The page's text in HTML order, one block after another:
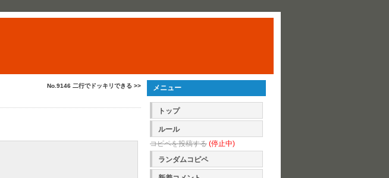
No.9146 二行でドッキリできる >> メニュー
トップ
ルール
コピペを投稿する (停止中)
ランダムコピペ